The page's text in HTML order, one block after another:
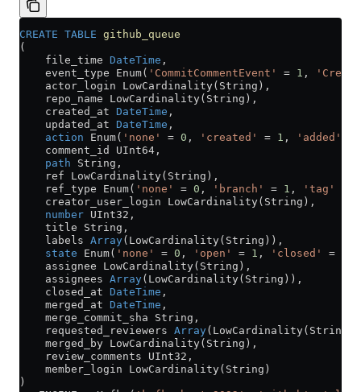
CREATE TABLE github_queue
(
    file_time
DateTime ,
    event_type Enum(
'CommitCommentEvent' = 1 ,
    actor_login LowCardinality(String),
    repo_name LowCardinality(String),
    created_at
DateTime ,
    updated_at
DateTime ,
    action
Enum( 'none' = 0 , 'created' = 1 , 'added'
    comment_id UInt64,
    path
String,
    ref LowCardinality(String),
    ref_type Enum(
'none' = 0 , 'branch' = 1 , 'tag'
    creator_user_login LowCardinality(String),
    number
UInt32,
    title String,
    labels
Array(LowCardinality(String)),
    state
Enum( 'none' = 0 , 'open' = 1 , 'closed' =
    assignee LowCardinality(String),
    assignees
Array(LowCardinality(String)),
    closed_at
DateTime ,
    merged_at
DateTime ,
    merge_commit_sha String,
    requested_reviewers
Array
    merged_by LowCardinality(String),
    review_comments UInt32,
    member_login LowCardinality(String)
)